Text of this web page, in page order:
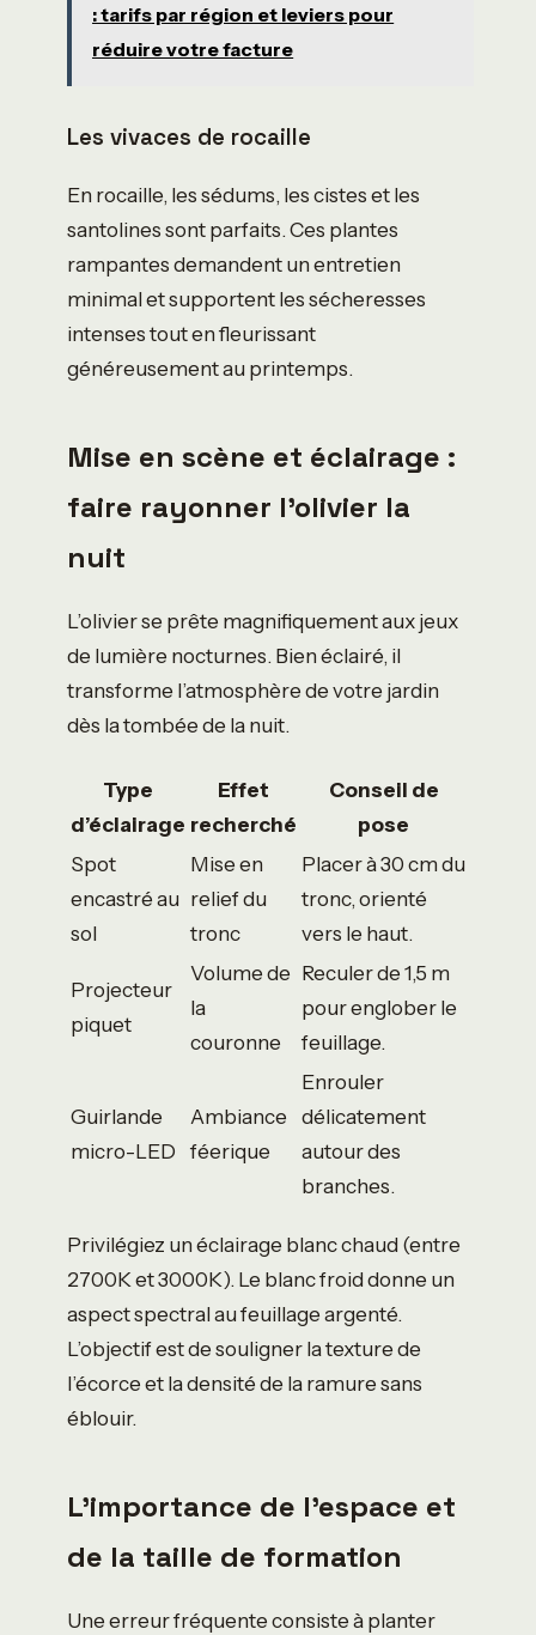
: tarifs par région et leviers pour
réduire votre facture
Les vivaces de rocaille
En rocaille, les sédums, les cistes et les
santolines sont parfaits. Ces plantes
rampantes demandent un entretien
minimal et supportent les sécheresses
intenses tout en fleurissant
généreusement au printemps.
Mise en scène et éclairage :
faire rayonner l’olivier la
nuit
L’olivier se prête magnifiquement aux jeux
de lumière nocturnes. Bien éclairé, il
transforme l’atmosphère de votre jardin
dès la tombée de la nuit.
Type
d’éclairage
Effet
recherché
Conseil de
pose
Spot
encastré au
sol
Mise en
relief du
tronc
Placer à 30 cm du
tronc, orienté
vers le haut.
Projecteur
piquet
Volume de
la
couronne
Reculer de 1,5 m
pour englober le
feuillage.
Guirlande
micro-LED
Ambiance
féerique
Enrouler
délicatement
autour des
branches.
Privilégiez un éclairage blanc chaud (entre
2700K et 3000K). Le blanc froid donne un
aspect spectral au feuillage argenté.
L’objectif est de souligner la texture de
l’écorce et la densité de la ramure sans
éblouir.
L’importance de l’espace et
de la taille de formation
Une erreur fréquente consiste à planter